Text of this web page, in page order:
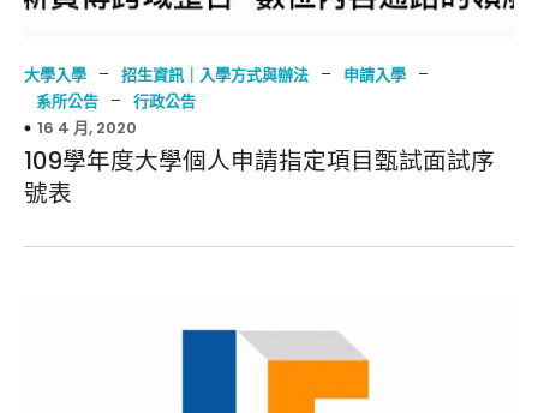
大學入學 – 招生資訊｜入學方式與辦法 – 申請入學 –
系所公告 – 行政公告
16 4 月, 2020
109學年度大學個人申請指定項目甄試面試序
號表